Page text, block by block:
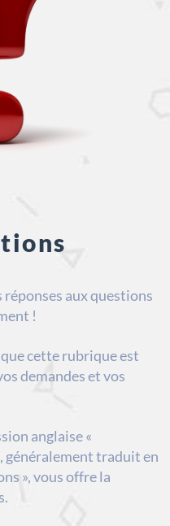
aux questions
!
cette rubrique est
demandes et vos
anglaise «
généralement traduit en
», vous offre la